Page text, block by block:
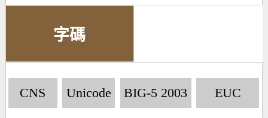
字碼
CNS Unicode BIG-5 2003 EUC